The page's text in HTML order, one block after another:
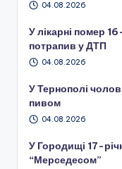
04.08.2026
У лікарні помер
потрапив у ДТП
04.08.2026
У Тернополі
пивом
04.08.2026
У Городищі 17-
“Мерседесом”